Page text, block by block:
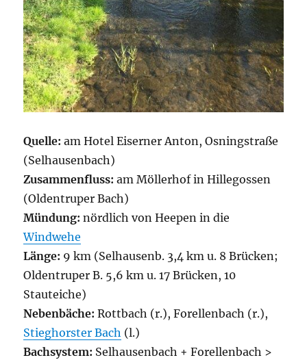
Quelle: am Hotel Eiserner Anton, Osningstraße
(Selhausenbach)
Zusammenfluss: am Möllerhof in Hillegossen
(Oldentruper Bach)
Mündung: nördlich von Heepen in die
Windwehe
Länge: 9 km (Selhausenb. 3,4 km u. 8 Brücken;
Oldentruper B. 5,6 km u. 17 Brücken, 10
Stauteiche)
Nebenbäche: Rottbach (r.), Forellenbach (r.),
Stieghorster Bach (l.)
Bachsystem: Selhausenbach + Forellenbach >